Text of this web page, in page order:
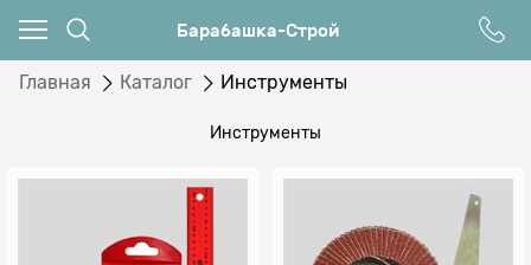
Барабашка-Строй
Главная Каталог Инструменты
Инструменты